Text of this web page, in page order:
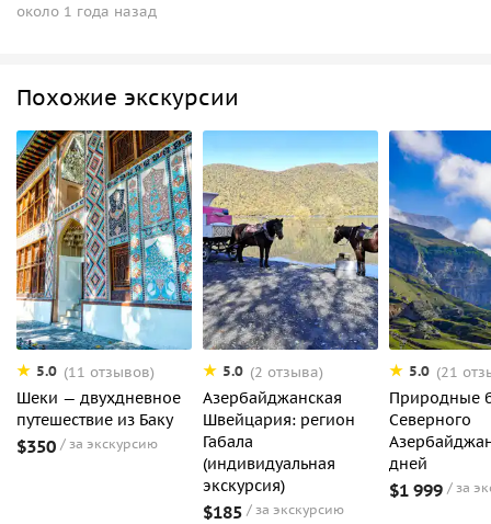
около 1 года назад
Похожие экскурсии
5.0 (11 отзывов)
Шеки — двухдневное
путешествие из Баку
$350 за экскурсию
5.0 (2 отзыва)
Азербайджанская
Швейцария: регион
Габала
(индивидуальная
экскурсия)
$185 за экскурсию
5.0 (21
Природные
Северного
дней
$1 999 за